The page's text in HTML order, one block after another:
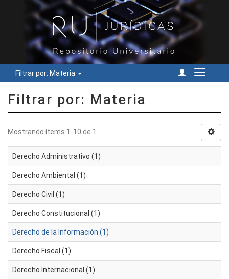
Filtrar por: Materia
Cambiar
Filtrar por: Materia
Mostrando ítems 1-10 de 1
Derecho Administrativo (1)
Derecho Ambiental (1)
Derecho Civil (1)
Derecho Constitucional (1)
Derecho de la Información (1)
Derecho Fiscal (1)
Derecho Internacional (1)